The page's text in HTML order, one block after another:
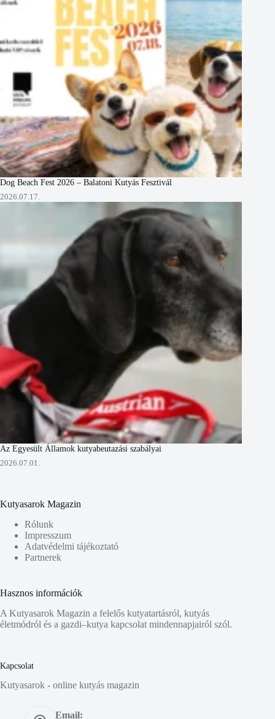
Dog Beach Fest 2026 – Balatoni Kutyás Fesztivál
2026.07.17.
Az Egyesült Államok kutyabeutazási szabályai
2026.07.01.
Kutyasarok Magazin
Rólunk
Impresszum
Adatvédelmi tájékoztató
Partnerek
Hasznos információk
A Kutyasarok Magazin a felelős kutyatartásról, kutyás
életmódról és a gazdi–kutya kapcsolat mindennapjairól szól.
Kapcsolat
Kutyasarok - online kutyás magazin
Email: